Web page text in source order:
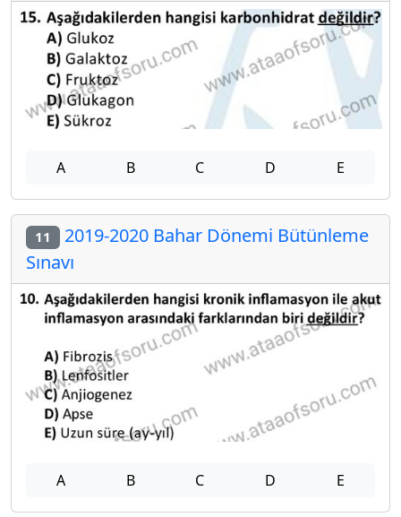
A B C D E
11 2019-2020 Bahar Dönemi Bütünleme
Sınavı
A B C D E